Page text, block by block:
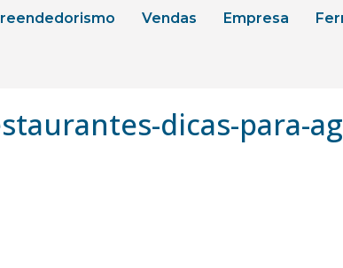
Vendas Empresa
dicas-para-